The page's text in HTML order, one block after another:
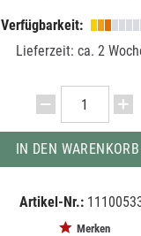
Verfügbarkeit:
Lieferzeit: ca. 2
IN DEN WARENKORB
Artikel-Nr.:
Merken